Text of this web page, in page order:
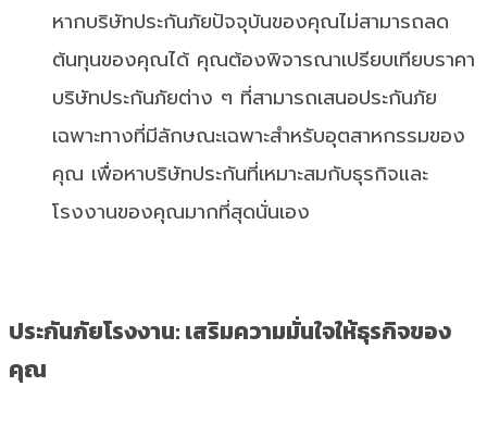
หากบริษัทประกันภัยปัจจุบันของคุณไม่สามารถลด
ต้นทุนของคุณได้ คุณต้องพิจารณาเปรียบเทียบราคา
บริษัทประกันภัยต่าง ๆ ที่สามารถเสนอประกันภัย
เฉพาะทางที่มีลักษณะเฉพาะสำหรับอุตสาหกรรมของ
คุณ เพื่อหาบริษัทประกันที่เหมาะสมกับธุรกิจและ
โรงงานของคุณมากที่สุดนั่นเอง
ประกันภัยโรงงาน: เสริมความมั่นใจให้ธุรกิจของ
คุณ